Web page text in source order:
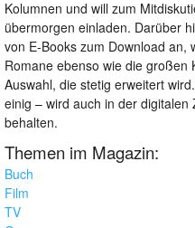
Kolumnen und will zum
übermorgen einladen. Darüber
von E-Books zum Download an,
Romane ebenso wie die großen
Auswahl, die stetig erweitert
einig – wird auch in der
behalten.
Themen im Magazin:
Buch
Film
TV